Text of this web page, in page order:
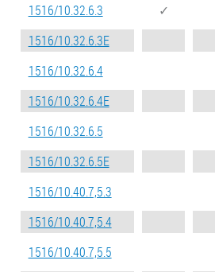
1516/10.32.6.3 ✓
1516/10.32.6.3E
1516/10.32.6.4
1516/10.32.6.4E
1516/10.32.6.5
1516/10.32.6.5E
1516/10.40.7,5.3
1516/10.40.7,5.4
1516/10.40.7,5.5